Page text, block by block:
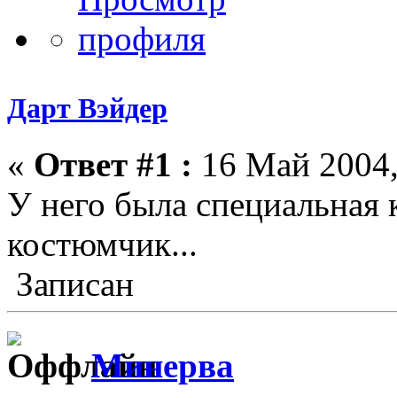
Дарт Вэйдер
« Ответ #1 : 16 Май
У него была специальная
костюмчик...
Записан
Минерва